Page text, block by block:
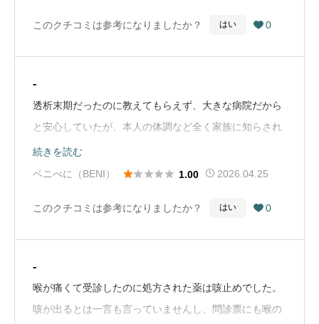
このクチコミは参考になりましたか？ はい  0
-
透析末期だったのに教えてもらえず、大きな病院だから
と安心していたが、本人の体調など全く家族に知らされ
ず亡くなる直前まで仕事して死期が早まったと思いま
す。悔しくてしかたありません。（Google Mapから引
続きを読む
ベニべに（BENI）
 1.00 2026.04.25
このクチコミは参考になりましたか？ はい  0
-
喉が痛くて受診したのに処方された薬は咳止めでした。
咳が出るとは一言も言っていませんし、問診票にも喉の